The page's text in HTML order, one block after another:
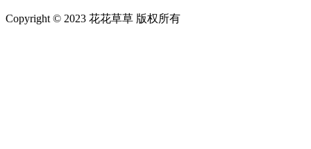
Copyright © 2023 花花草草 版权所有